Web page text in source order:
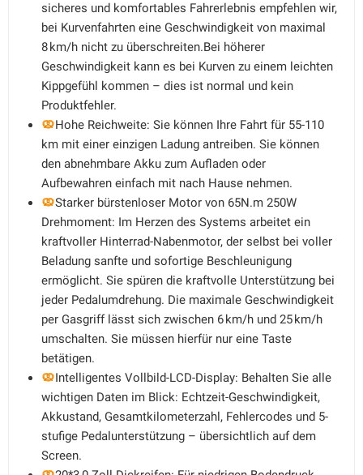
sicheres und komfortables Fahrerlebnis empfehlen wir,
bei Kurvenfahrten eine Geschwindigkeit von maximal
8 km/h nicht zu überschreiten.Bei höherer
Geschwindigkeit kann es bei Kurven zu einem leichten
Kippgefühl kommen – dies ist normal und kein
Produktfehler.
Hohe Reichweite: Sie können Ihre Fahrt für 55-110
km mit einer einzigen Ladung antreiben. Sie können
den abnehmbare Akku zum Aufladen oder
Aufbewahren einfach mit nach Hause nehmen.
Starker bürstenloser Motor von 65N.m 250W
Drehmoment: Im Herzen des Systems arbeitet ein
kraftvoller Hinterrad-Nabenmotor, der selbst bei voller
Beladung sanfte und sofortige Beschleunigung
ermöglicht. Sie spüren die kraftvolle Unterstützung bei
jeder Pedalumdrehung. Die maximale Geschwindigkeit
per Gasgriff lässt sich zwischen 6 km/h und 25 km/h
umschalten. Sie müssen hierfür nur eine Taste
betätigen.
Intelligentes Vollbild-LCD-Display: Behalten Sie alle
wichtigen Daten im Blick: Echtzeit-Geschwindigkeit,
Akkustand, Gesamtkilometerzahl, Fehlercodes und 5-
stufige Pedalunterstützung – übersichtlich auf dem
Screen.